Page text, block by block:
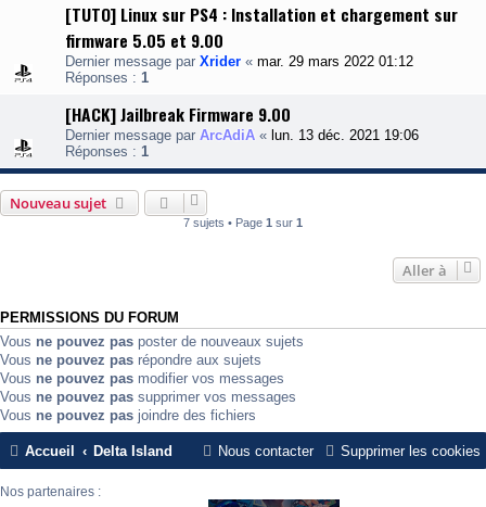
[TUTO] Linux sur PS4 : Installation et chargement sur
firmware 5.05 et 9.00
Dernier message par Xrider « mar. 29 mars 2022 01:12
Réponses : 1
[HACK] Jailbreak Firmware 9.00
Dernier message par ArcAdiA « lun. 13 déc. 2021 19:06
Réponses : 1
Nouveau sujet
7 sujets • Page 1 sur 1
Aller à
PERMISSIONS DU FORUM
Vous ne pouvez pas poster de nouveaux sujets
Vous ne pouvez pas répondre aux sujets
Vous ne pouvez pas modifier vos messages
Vous ne pouvez pas supprimer vos messages
Vous ne pouvez pas joindre des fichiers
Accueil Delta Island Supprimer les cookies
Nous contacter
Nos partenaires :